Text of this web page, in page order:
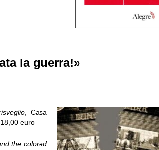
la guerra!»
, Casa
euro
the colored